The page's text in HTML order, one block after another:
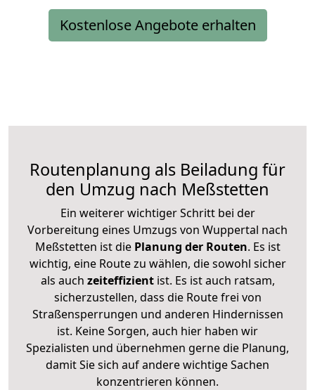
Kostenlose Angebote erhalten
Routenplanung als Beiladung für
den Umzug nach Meßstetten
Ein weiterer wichtiger Schritt bei der
Vorbereitung eines Umzugs von Wuppertal nach
Meßstetten ist diePlanung der Routen. Es ist
wichtig, eine Route zu wählen, die sowohl sicher
als auch zeiteffizientist. Es ist auch ratsam,
sicherzustellen, dass die Route frei von
Straßensperrungen und anderen Hindernissen
ist. Keine Sorgen, auch hier haben wir
Spezialisten und übernehmen gerne die Planung,
damit Sie sich auf andere wichtige Sachen
konzentrieren können.